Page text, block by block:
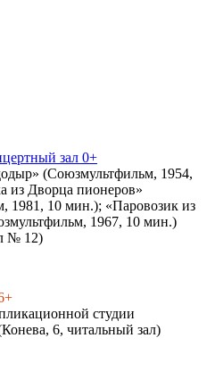
зал 0+
(Союзмультфильм, 1954,
из Дворца пионеров»
1981, 10 мин.); «Паровозик из
1967, 10 мин.)
№ 12)
студии
6, читальный зал)